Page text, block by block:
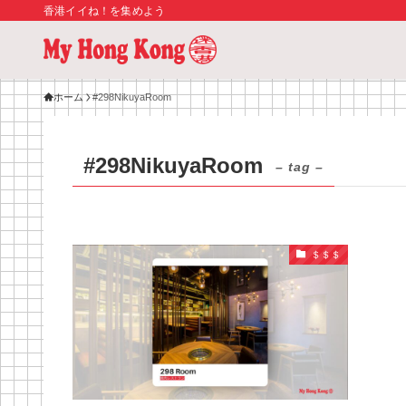
香港イイね！を集めよう
ホーム #298NikuyaRoom
#298NikuyaRoom – tag –
＄＄＄